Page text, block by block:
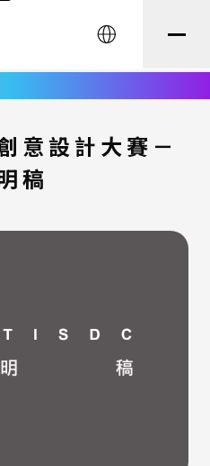
English
意設計大賽－
稿